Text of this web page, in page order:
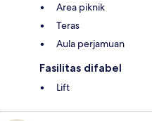
Area piknik
Teras
Aula perjamuan
Fasilitas difabel
Lift